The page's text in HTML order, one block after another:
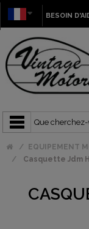
BESOIN
EQUIPEMENT
Casquette Jdm